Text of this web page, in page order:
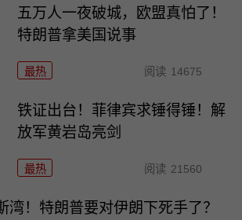
五万人一夜破城，欧盟真怕了！
特朗普拿美国说事
最热 阅读 14675
铁证出台！菲律宾求锤得锤！解
放军黄岩岛亮剑
最热 阅读 21560
湾！特朗普要对伊朗下死手了？